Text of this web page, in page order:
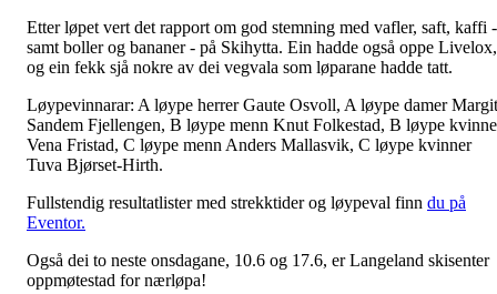
Etter løpet vert det rapport om god stemning med vafler, saft, kaffi -
samt boller og bananer - på Skihytta. Ein hadde også oppe Livelox,
og ein fekk sjå nokre av dei vegvala som løparane hadde tatt.
Løypevinnarar: A løype herrer Gaute Osvoll, A løype damer Margit
Sandem Fjellengen, B løype menn Knut Folkestad, B løype
Vena Fristad, C løype menn Anders Mallasvik, C løype kvinner
Tuva Bjørset-Hirth.
Fullstendig resultatlister med strekktider og løypeval finn du på
Eventor.
Også dei to neste onsdagane, 10.6 og 17.6, er Langeland skisenter
oppmøtestad for nærløpa!